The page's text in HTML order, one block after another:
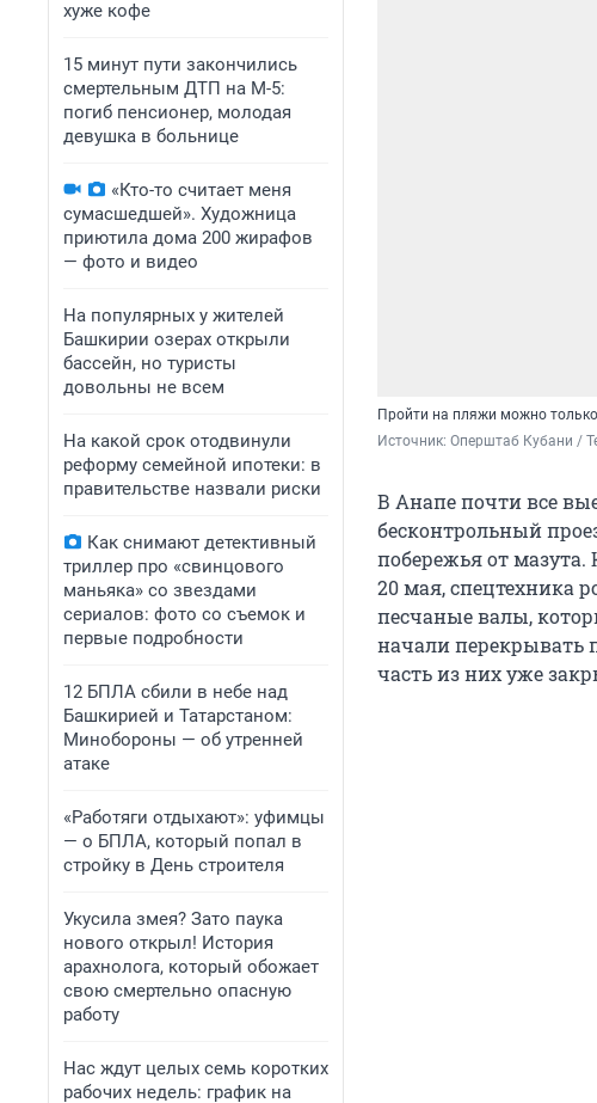
хуже кофе
15 минут пути закончились
смертельным ДТП на М-5:
погиб пенсионер, молодая
девушка в больнице
«Кто-то считает меня
сумасшедшей». Художница
приютила дома 200 жирафов
— фото и видео
На популярных у жителей
Башкирии озерах открыли
бассейн, но туристы
довольны не всем
На какой срок отодвинули
реформу семейной ипотеки: в
правительстве назвали риски
Как снимают детективный
триллер про «свинцового
маньяка» со звездами
сериалов: фото со съемок и
первые подробности
12 БПЛА сбили в небе над
Башкирией и Татарстаном:
Минобороны — об утренней
атаке
«Работяги отдыхают»: уфимцы
— о БПЛА, который попал в
стройку в День строителя
Укусила змея? Зато паука
нового открыл! История
арахнолога, который обожает
свою смертельно опасную
работу
Нас ждут целых семь коротких
рабочих недель: график на
Пройти на пляжи можно
Источник: Оперштаб Кубани /
В Анапе почти все
бесконтрольный
побережья от
20 мая, спецтехника
песчаные валы,
начали перекрывать
часть из них уже